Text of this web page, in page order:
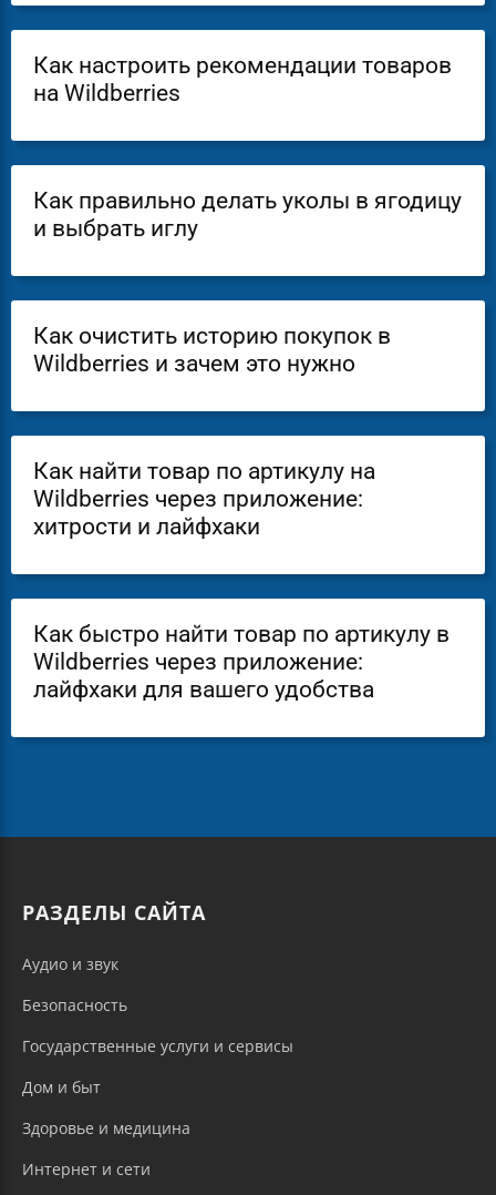
Как настроить рекомендации товаров
на Wildberries
Как правильно делать уколы в ягодицу
и выбрать иглу
Как очистить историю покупок в
Wildberries и зачем это нужно
Как найти товар по артикулу на
Wildberries через приложение:
хитрости и лайфхаки
Как быстро найти товар по артикулу в
Wildberries через приложение:
лайфхаки для вашего удобства
РАЗДЕЛЫ САЙТА
Аудио и звук
Безопасность
Государственные услуги и сервисы
Дом и быт
Здоровье и медицина
Интернет и сети